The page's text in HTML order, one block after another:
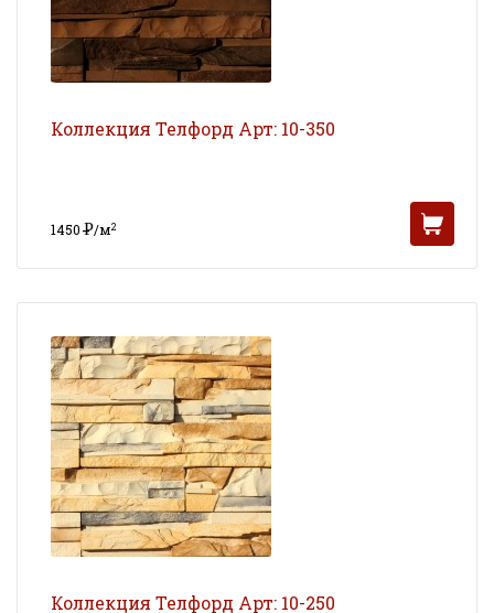
Коллекция Телфорд Арт: 10-350
1450Р/м2
Коллекция Телфорд Арт: 10-250